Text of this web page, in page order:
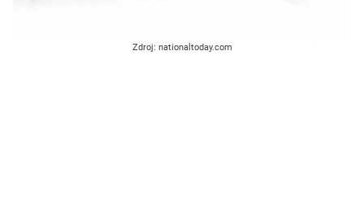
Zdroj: nationaltoday.com